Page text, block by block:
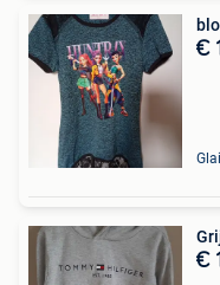
€
€